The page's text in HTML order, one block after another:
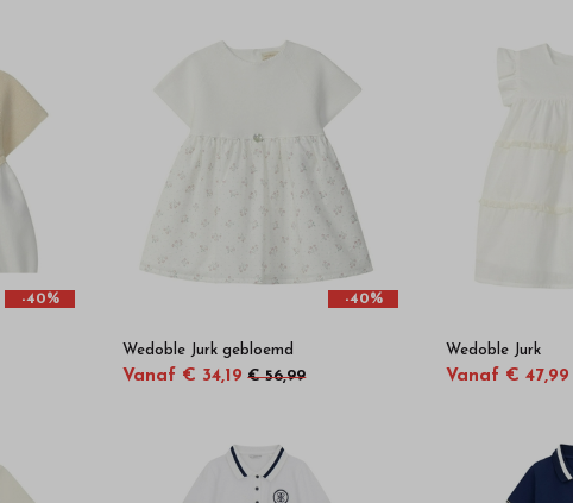
-40% -40%
Wedoble Jurk gebloemd
Vanaf € 34,19 € 56,99
Wedoble Jurk
Vanaf € 47,99